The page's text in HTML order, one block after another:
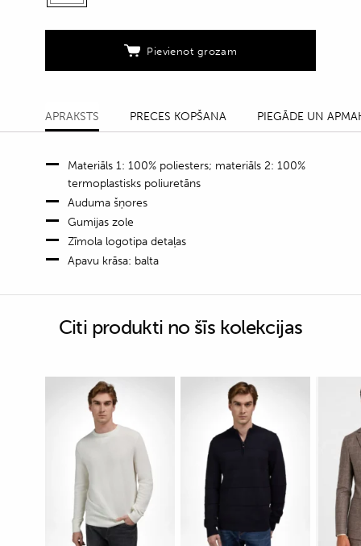
Pievienot grozam
APRAKSTS PRECES KOPŠANA PIEGĀDE UN
Materiāls 1: 100% poliesters; materiāls 2: 100%
termoplastisks poliuretāns
Auduma šņores
Gumijas zole
Zīmola logotipa detaļas
Apavu krāsa: balta
Citi produkti no šīs kolekcijas